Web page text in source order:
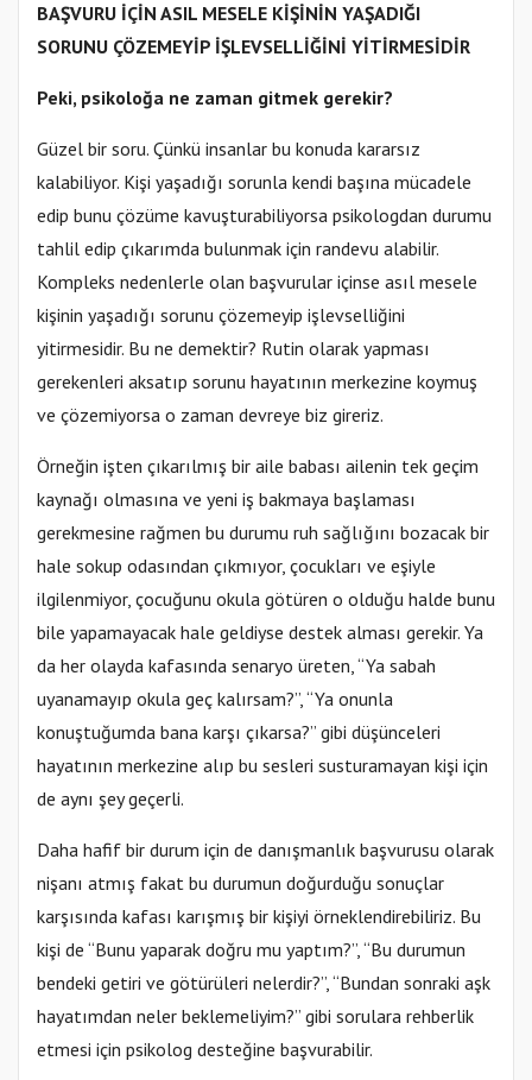
BAŞVURU İÇİN ASIL MESELE KİŞİNİN YAŞADIĞI
SORUNU ÇÖZEMEYİP İŞLEVSELLİĞİNİ YİTİRMESİDİR
Peki, psikoloğa ne zaman gitmek gerekir?
Güzel bir soru. Çünkü insanlar bu konuda kararsız
kalabiliyor. Kişi yaşadığı sorunla kendi başına mücadele
edip bunu çözüme kavuşturabiliyorsa psikologdan durumu
tahlil edip çıkarımda bulunmak için randevu alabilir.
Kompleks nedenlerle olan başvurular içinse asıl mesele
kişinin yaşadığı sorunu çözemeyip işlevselliğini
yitirmesidir. Bu ne demektir? Rutin olarak yapması
gerekenleri aksatıp sorunu hayatının merkezine koymuş
ve çözemiyorsa o zaman devreye biz gireriz.
Örneğin işten çıkarılmış bir aile babası ailenin tek geçim
kaynağı olmasına ve yeni iş bakmaya başlaması
gerekmesine rağmen bu durumu ruh sağlığını bozacak bir
hale sokup odasından çıkmıyor, çocukları ve eşiyle
ilgilenmiyor, çocuğunu okula götüren o olduğu halde bunu
bile yapamayacak hale geldiyse destek alması gerekir. Ya
da her olayda kafasında senaryo üreten, “Ya sabah
uyanamayıp okula geç kalırsam?”, “Ya onunla
konuştuğumda bana karşı çıkarsa?” gibi düşünceleri
hayatının merkezine alıp bu sesleri susturamayan kişi için
de aynı şey geçerli.
Daha hafif bir durum için de danışmanlık başvurusu olarak
nişanı atmış fakat bu durumun doğurduğu sonuçlar
karşısında kafası karışmış bir kişiyi örneklendirebiliriz. Bu
kişi de “Bunu yaparak doğru mu yaptım?”, “Bu durumun
bendeki getiri ve götürüleri nelerdir?”, “Bundan sonraki aşk
hayatımdan neler beklemeliyim?” gibi sorulara rehberlik
etmesi için psikolog desteğine başvurabilir.